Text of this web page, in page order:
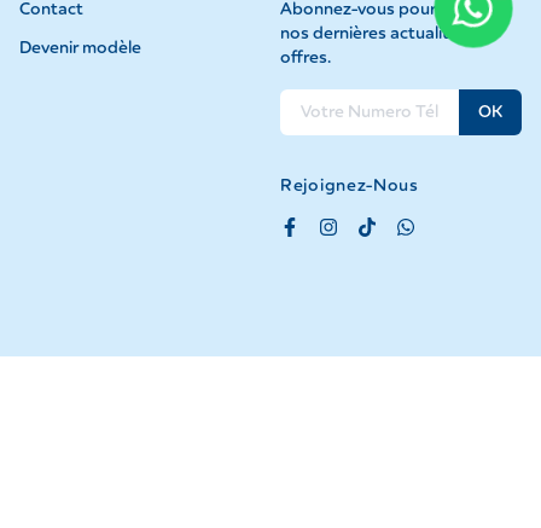
Contact
Devenir modèle
Abonnez-vous pour recevoir
nos dernières actualités et
offres.
OK
Rejoignez-Nous